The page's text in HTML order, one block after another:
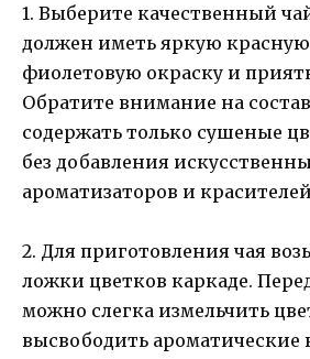
1. Выберите качественный
должен иметь яркую
фиолетовую окраску и
Обратите внимание на
содержать только сушеные
без добавления
ароматизаторов и
2. Для приготовления чая
ложки цветков каркаде.
можно слегка измельчить
высвободить ароматические